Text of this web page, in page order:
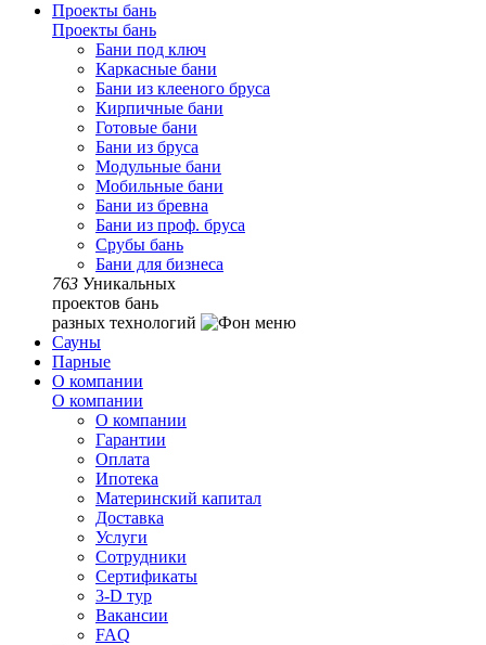
Проекты бань
Проекты бань
Бани под ключ
Каркасные бани
Бани из клееного бруса
Кирпичные бани
Готовые бани
Бани из бруса
Модульные бани
Мобильные бани
Бани из бревна
Бани из проф. бруса
Срубы бань
Бани для бизнеса
763 Уникальных
проектов бань
разных технологий
Сауны
Парные
О компании
О компании
О компании
Гарантии
Оплата
Ипотека
Материнский капитал
Доставка
Услуги
Сотрудники
Сертификаты
3-D тур
Вакансии
FAQ